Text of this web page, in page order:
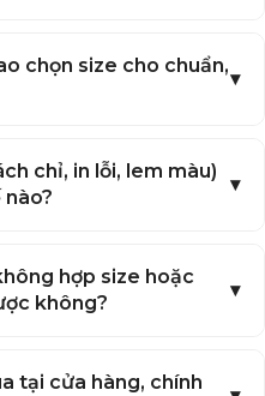
thun nam đẹp bán chạy
từ trung tính như đen,
xanh dương, đỏ, vàng.
bằng kỹ thuật in cao
hiện các thông điệp
Life!”.
chọn size cho chuẩn,
chỉ, in lỗi, lem màu)
hợp size hoặc
không?
tại cửa hàng, chính